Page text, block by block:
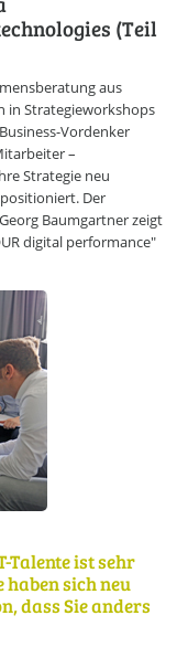
über
LOUNGE.
(Teil
aus
in Strategieworkshops
Vordenker
–
Strategie neu
Der
Baumgartner zeigt
digital performance"
Talente ist sehr
sich neu
dass Sie anders